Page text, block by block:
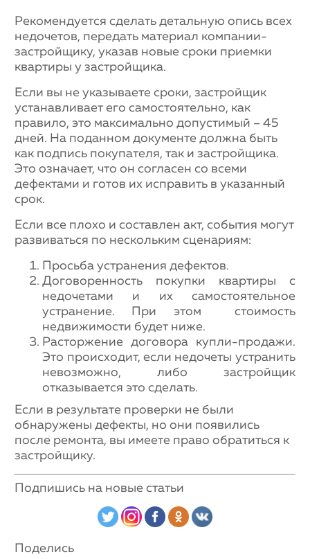
Рекомендуется сделать детальную опись всех
недочетов, передать материал компании-
застройщику, указав новые сроки приемки
квартиры у застройщика.
Если вы не указываете сроки, застройщик
устанавливает его самостоятельно, как
правило, это максимально допустимый – 45
дней. На поданном документе должна быть
как подпись покупателя, так и застройщика.
Это означает, что он согласен со всеми
дефектами и готов их исправить в указанный
срок.
Если все плохо и составлен акт, события могут
развиваться по нескольким сценариям:
Просьба устранения дефектов.
Договоренность покупки квартиры с
недочетами и их самостоятельное
устранение. При этом стоимость
недвижимости будет ниже.
Расторжение договора купли-продажи.
Это происходит, если недочеты устранить
невозможно, либо застройщик
отказывается это сделать.
Если в результате проверки не были
обнаружены дефекты, но они появились
после ремонта, вы имеете право обратиться к
застройщику.
Подпишись на новые статьи
Поделись